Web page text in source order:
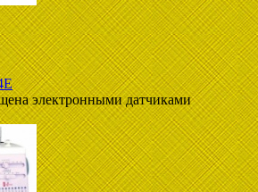
электронными датчиками